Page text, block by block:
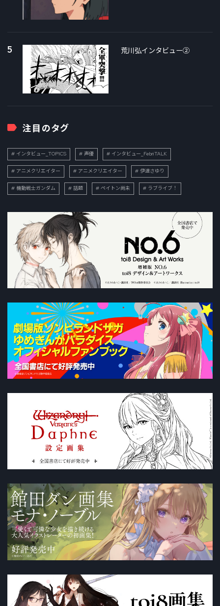
5 荒川弘インタビュー②
注目のタグ
インタビュー_TOPICS 声優 インタビュー_FebriTALK
アニメクリエイター アニメクリエイター 伊達さゆり
機動戦士ガンダム 話題 ペイトン尚未 ラブライブ！